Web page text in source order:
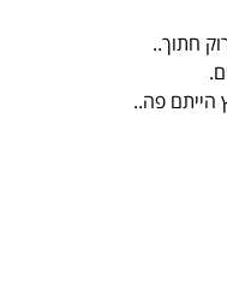
חתוך..
פה..